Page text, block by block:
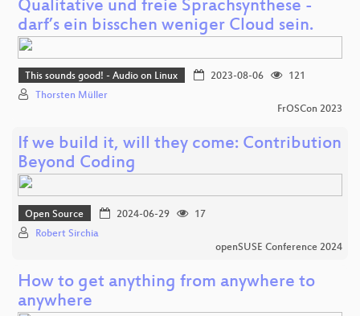
Qualitative und freie Sprachsynthese -
darf’s ein bisschen weniger Cloud sein.
This sounds good! - Audio on Linux 2023-08-06
121
Thorsten Müller
FrOSCon 2023
If we build it, will they come: Contribution
Beyond Coding
Open Source 2024-06-29
17
Robert Sirchia
openSUSE Conference 2024
How to get anything from anywhere to
anywhere